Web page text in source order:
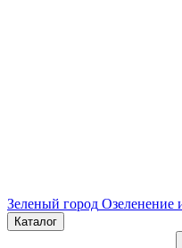
Зеленый город Озеленение
Каталог